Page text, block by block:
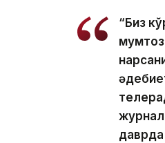
“Биз
даврда